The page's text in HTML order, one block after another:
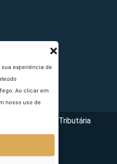
experiência de
Ao clicar em
nosso uso de
da Reforma Tributária